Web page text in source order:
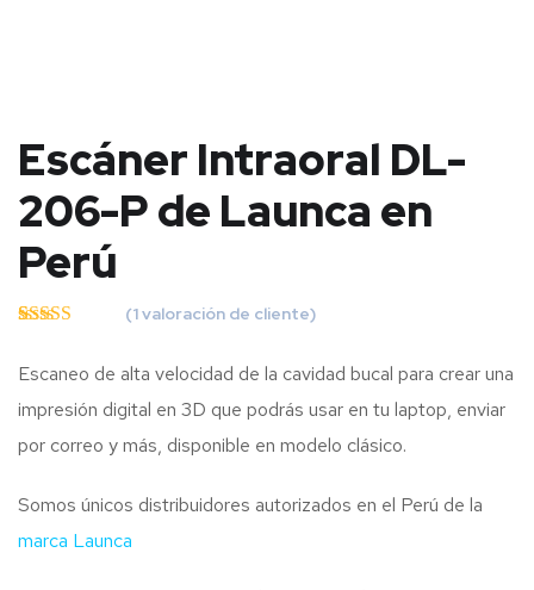
Escáner Intraoral DL-
206-P de Launca en
Perú
base a
valoración de
un cliente
(1valoración de cliente)
Escaneo de alta velocidad de la cavidad bucal para crear una
impresión digital en 3D que podrás usar en tu laptop, enviar
por correo y más, disponible en modelo clásico.
Somos únicos distribuidores autorizados en el Perú de la
marca Launca